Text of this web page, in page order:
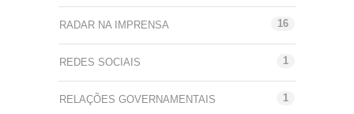
RADAR NA IMPRENSA 16
REDES SOCIAIS 1
RELAÇÕES GOVERNAMENTAIS 1